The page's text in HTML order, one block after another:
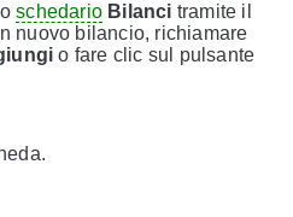
schedario Bilanci tramite il
nuovo bilancio, richiamare
o fare clic sul pulsante